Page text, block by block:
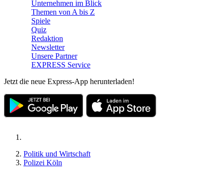
Unternehmen im Blick
Themen von A bis Z
Spiele
Quiz
Redaktion
Newsletter
Unsere Partner
EXPRESS Service
Jetzt die neue Express-App herunterladen!
Politik und Wirtschaft
Polizei Köln